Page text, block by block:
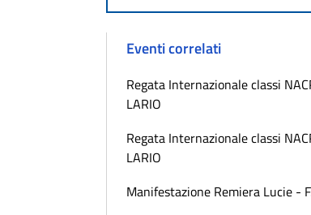
Eventi correlati
Regata Internazionale classi
LARIO
Regata Internazionale classi
LARIO
Manifestazione Remiera Lucie -